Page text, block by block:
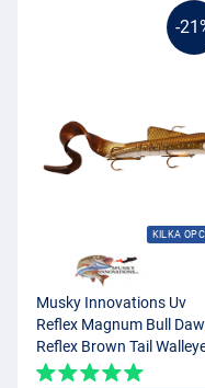
-
KILKA
Musky Innovations Uv
Reflex Magnum Bull
Reflex Brown Tail